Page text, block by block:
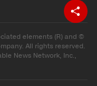
elements (R) and ©
All rights reserved.
News Network, Inc.,